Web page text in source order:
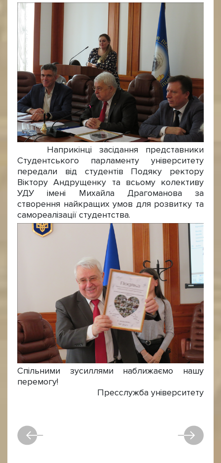
Наприкінці засідання представники
Студентського парламенту університету
передали від студентів Подяку ректору
Віктору Андрущенку та всьому колективу
УДУ імені Михайла Драгоманова за
створення найкращих умов для розвитку та
самореалізації студентства.
Спільними зусиллями наближаємо нашу
перемогу!
Пресслужба університету